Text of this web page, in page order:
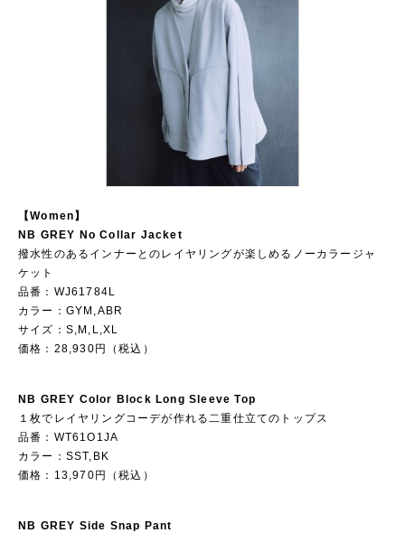
【Women】
NB GREY No Collar Jacket
撥水性のあるインナーとのレイヤリングが楽しめるノーカラージャ
ケット
品番：WJ61784L
カラー：GYM,ABR
サイズ：S,M,L,XL
価格：28,930円（税込）
NB GREY Color Block Long Sleeve Top
１枚でレイヤリングコーデが作れる二重仕立てのトップス
品番：WT61O1JA
カラー：SST,BK
価格：13,970円（税込）
NB GREY Side Snap Pant